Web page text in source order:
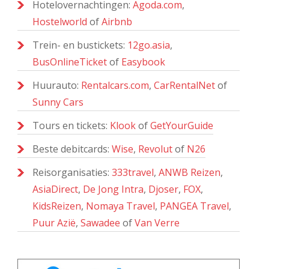
Hotelovernachtingen: Agoda.com,
Hostelworld ofAirbnb
Trein- en bustickets: 12go.asia,
BusOnlineTicketof Easybook
Huurauto: Rentalcars.com, CarRentalNetof
Sunny Cars
Tours en tickets: KlookofGetYourGuide
Beste debitcards: Wise, Revolutof N26
Reisorganisaties: 333travel, ANWB Reizen,
AsiaDirect, De Jong Intra, Djoser, FOX,
KidsReizen, Nomaya Travel, PANGEA Travel,
Puur Azië, Sawadee ofVan Verre